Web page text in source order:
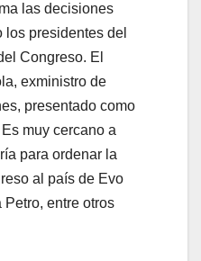
las decisiones
presidentes del
Congreso. El
exministro de
presentado como
muy cercano a
para ordenar la
al país de Evo
Petro, entre otros